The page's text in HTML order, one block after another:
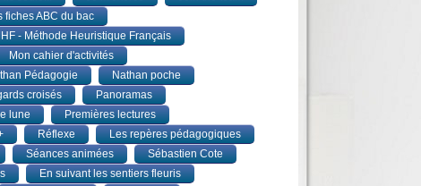
fiches ABC du bac
- Méthode Heuristique Français
Mon cahier d'activités
Pédagogie
Nathan poche
croisés
Panoramas
lune
Premières lectures
Réflexe
Les repères pédagogiques
Séances animées
Sébastien Cote
En suivant les sentiers fleuris